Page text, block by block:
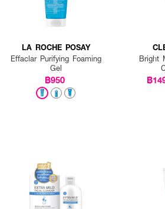
LA ROCHE POSAY
Effaclar Purifying Foaming
Gel
฿950
Bright
฿